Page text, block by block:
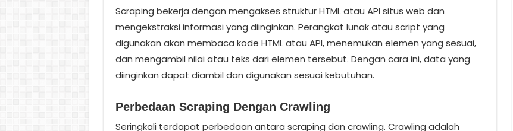
Scraping bekerja dengan mengakses struktur HTML atau API situs web dan
mengekstraksi informasi yang diinginkan. Perangkat lunak atau script yang
digunakan akan membaca kode HTML atau API, menemukan elemen yang sesuai,
dan mengambil nilai atau teks dari elemen tersebut. Dengan cara ini, data yang
diinginkan dapat diambil dan digunakan sesuai kebutuhan.
Perbedaan Scraping Dengan Crawling
Seringkali terdapat perbedaan antara scraping dan crawling. Crawling adalah